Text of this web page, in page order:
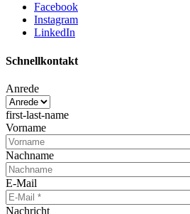
Facebook
Instagram
LinkedIn
Schnellkontakt
Anrede
first-last-name
Vorname
Nachname
E-Mail
Nachricht